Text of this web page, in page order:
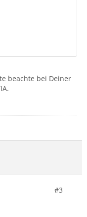
beachte bei Deiner
#3